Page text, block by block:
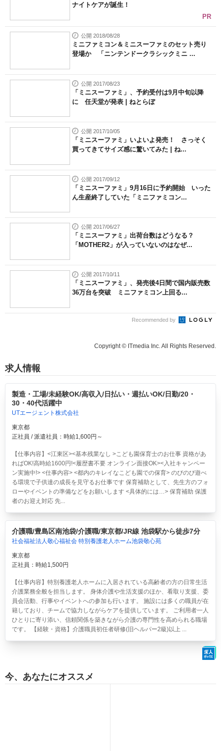
ナイトケアが誕生！
PR
公開 2018/08/28
ミニファミコン＆ミニスーファミのセット売り
登場か 「ニンテンドークラシックミニ ...
公開 2017/08/23
「ミニスーファミ」、予約受付は9月中旬以降
に 任天堂が発表 | ねとらぼ
公開 2017/10/05
「ミニスーファミ」いよいよ発売！ さっそく
買ってきてサイズ感に驚いてみた | ね...
公開 2017/09/12
「ミニスーファミ」9月16日に予約開始 いった
ん生産終了していた「ミニファミコン...
公開 2017/06/27
「ミニスーファミ」出荷台数はどうなる？
「MOTHER2」が入っていないのはなぜ...
公開 2017/10/11
「ミニスーファミ」、発売後4日間で国内販売数
36万台を突破 ミニファミコン上回る...
Recommended by
Copyright © ITmedia Inc. All Rights Reserved.
求人情報
製造・工場/未経験OK/高収入/日払い・週払いOK/日勤/20・
30・40代活躍中
UTエージェント株式会社
東京都
正社員 / 派遣社員：時給1,600円～
【仕事内容】<江東区><基本残業なし >こども園保育士のお仕事 資格があ
ればOK!高時給1600円!<履歴書不要 オンライン面接OK><入社キャンペー
ン実施中!> <仕事内容> <都内のキレイなこども園での保育> のびのび遊べ
る環境で子供達の成長を見守るお仕事です 保育補助として、先生方のフォ
ローやイベントの準備などをお願いします <具体的には…> 保育補助 保護
者のお迎え対応 先...
介護職/豊島区南池袋/介護職/東京都/JR線 池袋駅から徒歩7分
社会福祉法人敬心福祉会 特別養護老人ホーム池袋敬心苑
東京都
正社員：時給1,500円
【仕事内容】特別養護老人ホームに入居されている高齢者の方の日常生活
介護業務全般を担当します。 身体介護や生活支援のほか、看取り支援、委
員会活動、行事やイベントへの参加も行います。 施設には多くの職員が在
籍しており、チームで協力しながらケアを提供しています。 ご利用者一人
ひとりに寄り添い、信頼関係を築きながら介護の専門性を高められる職場
です。 【経験・資格】介護職員初任者研修(旧ヘルパー2級)以上 ...
今、あなたにオススメ